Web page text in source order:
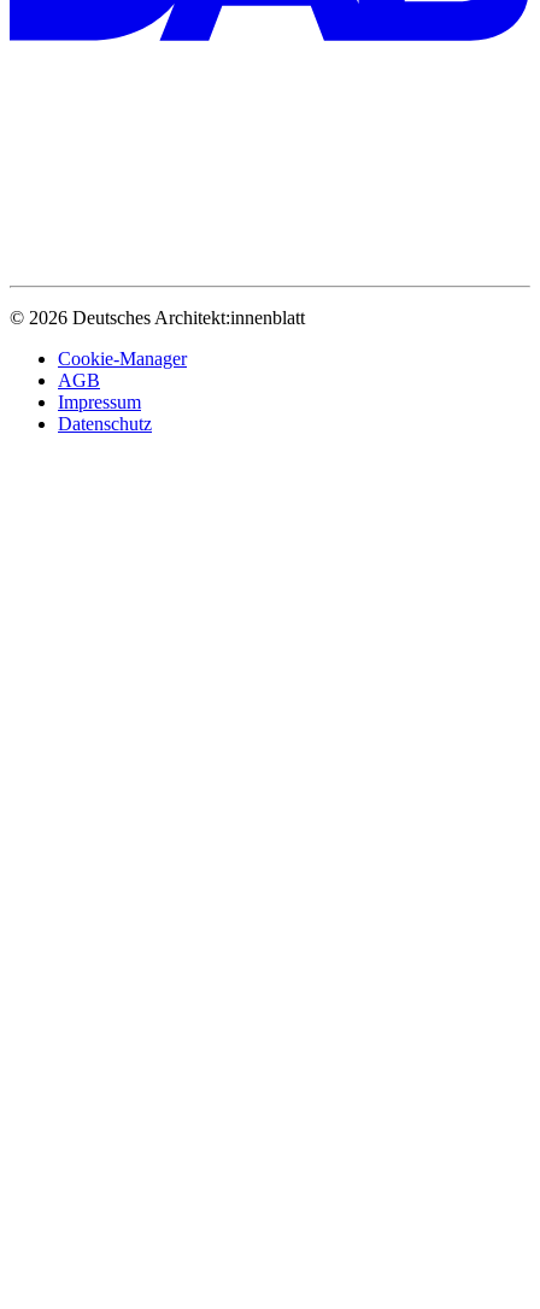
© 2026 Deutsches Architekt:innenblatt
Cookie-Manager
AGB
Impressum
Datenschutz